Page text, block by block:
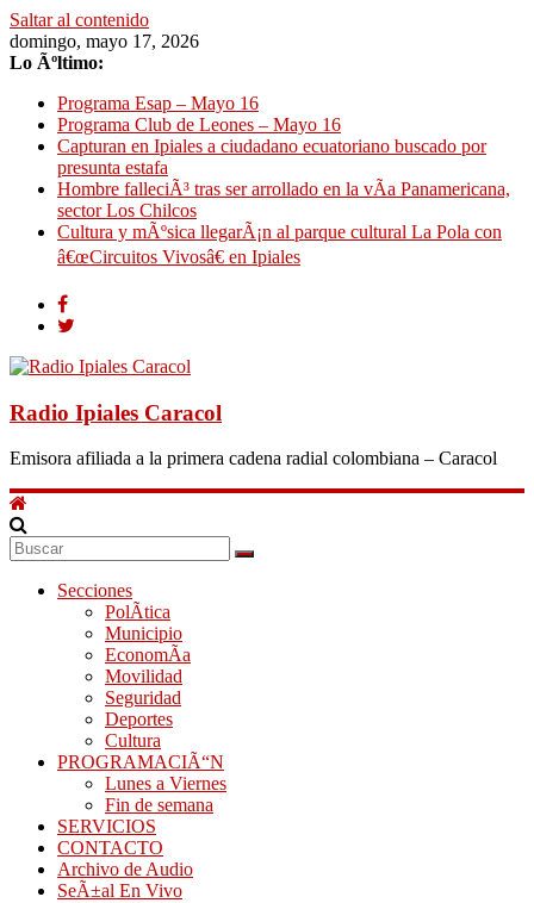
Saltar al contenido
domingo, mayo 17, 2026
Lo Ãºltimo:
Programa Esap – Mayo 16
Programa Club de Leones – Mayo 16
Capturan en Ipiales a ciudadano ecuatoriano buscado por
presunta estafa
Hombre falleciÃ³ tras ser arrollado en la vÃ­a Panamericana,
sector Los Chilcos
Cultura y mÃºsica llegarÃ¡n al parque cultural La Pola con
â€œCircuitos Vivosâ€ en Ipiales
Radio Ipiales Caracol
Emisora afiliada a la primera cadena radial colombiana – Caracol
Secciones
PolÃ­tica
Municipio
EconomÃ­a
Movilidad
Seguridad
Deportes
Cultura
PROGRAMACIÃ“N
Lunes a Viernes
Fin de semana
SERVICIOS
CONTACTO
Archivo de Audio
SeÃ±al En Vivo